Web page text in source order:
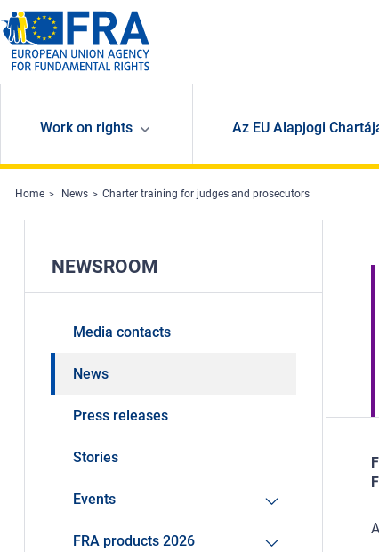
Skip to main content
Work on rights Az EU Alapjogi
Home News Charter training for judges and prosecutors
NEWSROOM
Media contacts
News
Press releases
Stories
Events
FRA products 2026